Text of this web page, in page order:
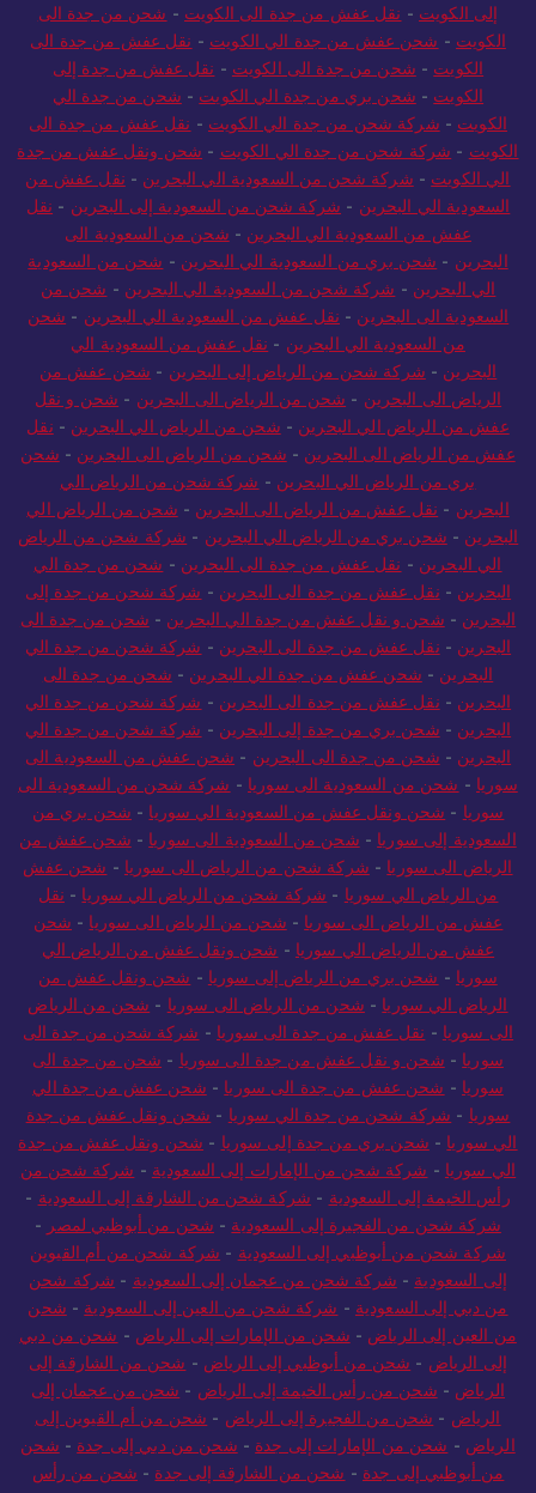
إلى الكويت - نقل عفش من جدة الى الكويت - شحن من جدة الى
الكويت - شحن عفش من جدة الي الكويت - نقل عفش من جدة الى
الكويت - شحن من جدة الى الكويت - نقل عفش من جدة إلى
الكويت - شحن بري من جدة الي الكويت - شحن من جدة الي
الكويت - شركة شحن من جدة الي الكويت - نقل عفش من جدة الى
الكويت - شركة شحن من جدة الي الكويت - شحن ونقل عفش من جدة
الي الكويت - شركة شحن من السعودية الي البحرين - نقل عفش من
السعودية الي البحرين - شركة شحن من السعودية إلى البحرين - نقل
عفش من السعودية الي البحرين - شحن من السعودية الى
البحرين - شحن بري من السعودية الي البحرين - شحن من السعودية
الي البحرين - شركة شحن من السعودية الي البحرين - شحن من
السعودية الى البحرين - نقل عفش من السعودية الي البحرين - شحن
من السعودية الي البحرين - نقل عفش من السعودية الي
البحرين - شركة شحن من الرياض إلى البحرين - شحن عفش من
الرياض الى البحرين - شحن من الرياض الى البحرين - شحن و نقل
عفش من الرياض الي البحرين - شحن من الرياض الي البحرين - نقل
عفش من الرياض الى البحرين - شحن من الرياض الى البحرين - شحن
بري من الرياض الي البحرين - شركة شحن من الرياض الي
البحرين - نقل عفش من الرياض الى البحرين - شحن من الرياض الي
البحرين - شحن بري من الرياض الي البحرين - شركة شحن من الرياض
الي البحرين - نقل عفش من جدة الى البحرين - شحن من جدة الي
البحرين - نقل عفش من جدة الى البحرين - شركة شحن من جدة إلى
البحرين - شحن و نقل عفش من جدة الي البحرين - شحن من جدة الى
البحرين - نقل عفش من جدة الى البحرين - شركة شحن من جدة الي
البحرين - شحن عفش من جدة الي البحرين - شحن من جدة الى
البحرين - نقل عفش من جدة الى البحرين - شركة شحن من جدة الي
البحرين - شحن بري من جدة إلى البحرين - شركة شحن من جدة الي
البحرين - شحن من جدة الى البحرين - شحن عفش من السعودية الى
سوريا - شحن من السعودية الى سوريا - شركة شحن من السعودية الى
سوريا - شحن ونقل عفش من السعودية الي سوريا - شحن بري من
السعودية إلى سوريا - شحن من السعودية الى سوريا - شحن عفش من
الرياض الى سوريا - شركة شحن من الرياض الى سوريا - شحن عفش
من الرياض الي سوريا - شركة شحن من الرياض الي سوريا - نقل
عفش من الرياض الى سوريا - شحن من الرياض الى سوريا - شحن
عفش من الرياض الي سوريا - شحن ونقل عفش من الرياض الي
سوريا - شحن بري من الرياض إلى سوريا - شحن ونقل عفش من
الرياض الي سوريا - شحن من الرياض الى سوريا - شحن من الرياض
الى سوريا - نقل عفش من جدة الى سوريا - شركة شحن من جدة الى
سوريا - شحن و نقل عفش من جدة الى سوريا - شحن من جدة الى
سوريا - شحن عفش من جدة الى سوريا - شحن عفش من جدة الي
سوريا - شركة شحن من جدة الي سوريا - شحن ونقل عفش من جدة
الي سوريا - شحن بري من جدة إلى سوريا - شحن ونقل عفش من جدة
الي سوريا - شركة شحن من الإمارات إلى السعودية - شركة شحن من
رأس الخيمة إلى السعودية - شركة شحن من الشارقة إلى السعودية -
شركة شحن من الفجيرة إلى السعودية - شحن من أبوظبي لمصر -
شركة شحن من أبوظبي إلى السعودية - شركة شحن من أم القيوين
إلى السعودية - شركة شحن من عجمان إلى السعودية - شركة شحن
من دبي إلى السعودية - شركة شحن من العين إلى السعودية - شحن
من العين إلى الرياض - شحن من الإمارات إلى الرياض - شحن من دبي
إلى الرياض - شحن من أبوظبي إلى الرياض - شحن من الشارقة إلى
الرياض - شحن من رأس الخيمة إلى الرياض - شحن من عجمان إلى
الرياض - شحن من الفجيرة إلى الرياض - شحن من أم القيوين إلى
الرياض - شحن من الإمارات إلى جدة - شحن من دبي إلى جدة - شحن
من أبوظبي إلى جدة - شحن من الشارقة إلى جدة - شحن من رأس